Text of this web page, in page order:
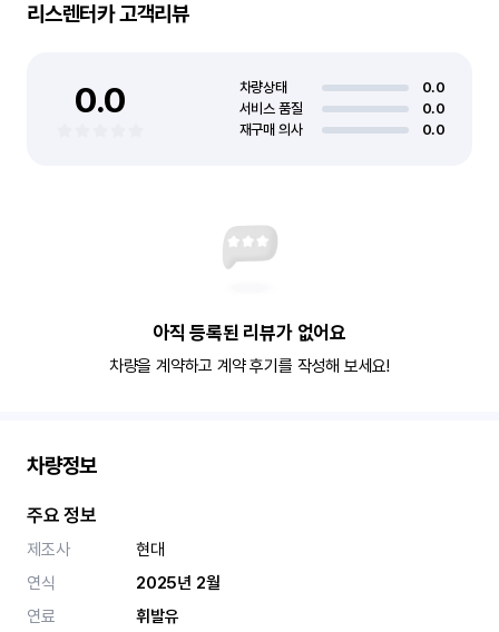
리스렌터카고객리뷰
0.0 차량상태
0.0
서비스 품질
0.0
재구매 의사
0.0
아직 등록된 리뷰가 없어요
차량을 계약하고 계약 후기를 작성해 보세요!
차량정보
주요 정보
제조사
현대
연식
2025년 2월
연료
휘발유